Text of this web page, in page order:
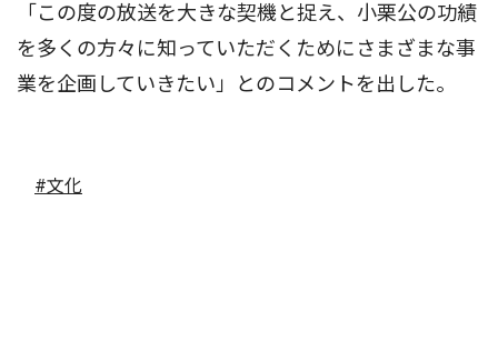
「この度の放送を大きな契機と捉え、小栗公の功績
を多くの方々に知っていただくためにさまざまな事
業を企画していきたい」とのコメントを出した。
#文化